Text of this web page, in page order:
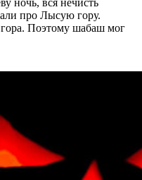
про Лысую гору.
гора. Поэтому шабаш мог